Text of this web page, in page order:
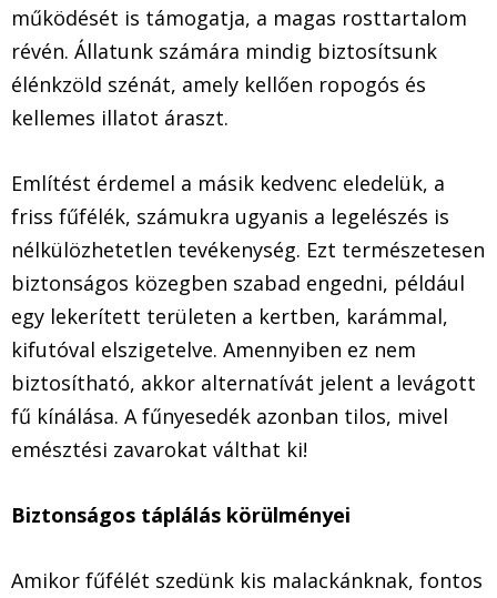
működését is támogatja, a magas rosttartalom
révén. Állatunk számára mindig biztosítsunk
élénkzöld szénát, amely kellően ropogós és
kellemes illatot áraszt.
Említést érdemel a másik kedvenc eledelük, a
friss fűfélék, számukra ugyanis a legelészés is
nélkülözhetetlen tevékenység. Ezt természetesen
biztonságos közegben szabad engedni, például
egy lekerített területen a kertben, karámmal,
kifutóval elszigetelve. Amennyiben ez nem
biztosítható, akkor alternatívát jelent a levágott
fű kínálása. A fűnyesedék azonban tilos, mivel
emésztési zavarokat válthat ki!
Biztonságos táplálás körülményei
Amikor fűfélét szedünk kis malackánknak, fontos